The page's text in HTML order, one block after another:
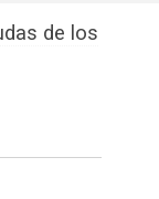
de los